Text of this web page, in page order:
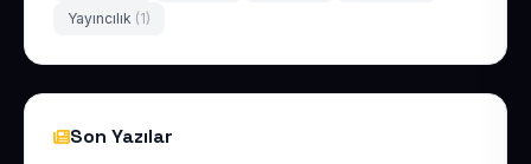
Yayıncılık (1)
Son Yazılar